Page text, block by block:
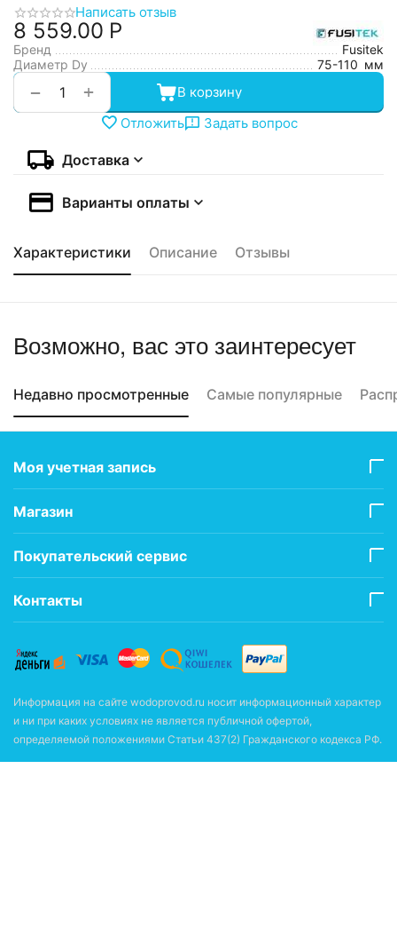
Написать отзыв
8 559.00 Р
Бренд
Fusitek
Диаметр Dy
75-110 мм
+
−
В корзину
Отложить
Задать вопрос
Доставка
Варианты оплаты
Характеристики Описание Отзывы
Возможно, вас это заинтересует
Недавно просмотренные Самые популярные
Моя учетная запись
Магазин
Покупательский сервис
Контакты
Информация на сайте wodoprovod.ru носит информационный характер
и ни при каких условиях не является публичной офертой,
определяемой положениями Статьи 437(2) Гражданского кодекса РФ.